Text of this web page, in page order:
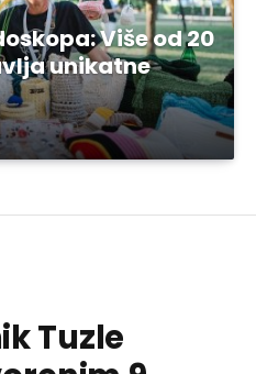
Više od 20
unikatne
Tuzle